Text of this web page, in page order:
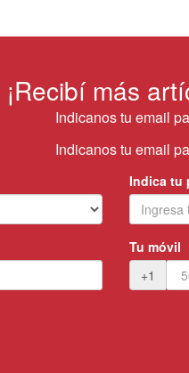
¡Recibí más
Indicanos tu email
Indicanos tu email
Indica tu
Tu móvil
+1